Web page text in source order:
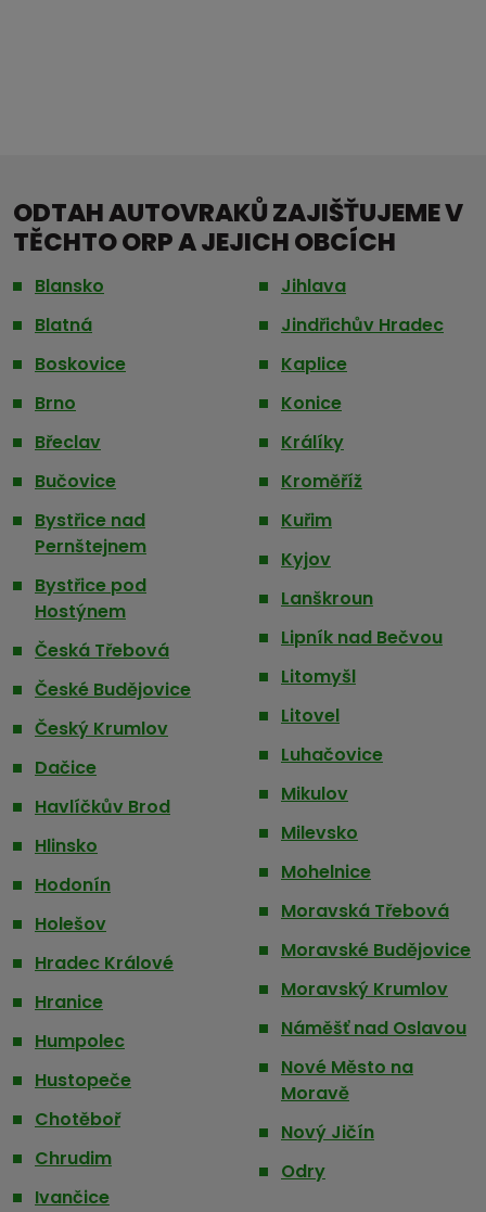
ODTAH AUTOVRAKŮ ZAJIŠŤUJEME V
TĚCHTO ORP A JEJICH OBCÍCH
Blansko
Blatná
Boskovice
Brno
Břeclav
Bučovice
Bystřice nad
Pernštejnem
Bystřice pod
Hostýnem
Česká Třebová
České Budějovice
Český Krumlov
Dačice
Havlíčkův Brod
Hlinsko
Hodonín
Holešov
Hradec Králové
Hranice
Humpolec
Hustopeče
Chotěboř
Chrudim
Ivančice
Jihlava
Jindřichův Hradec
Kaplice
Konice
Králíky
Kroměříž
Kuřim
Kyjov
Lanškroun
Lipník nad Bečvou
Litomyšl
Litovel
Luhačovice
Mikulov
Milevsko
Mohelnice
Moravská Třebová
Moravské Budějovice
Moravský Krumlov
Náměšť nad Oslavou
Nové Město na
Moravě
Nový Jičín
Odry